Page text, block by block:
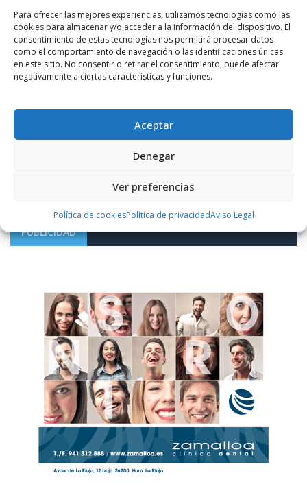
Para ofrecer las mejores experiencias, utilizamos tecnologías como las
cookies para almacenar y/o acceder a la información del dispositivo. El
consentimiento de estas tecnologías nos permitirá procesar datos
como el comportamiento de navegación o las identificaciones únicas
en este sitio. No consentir o retirar el consentimiento, puede afectar
negativamente a ciertas características y funciones.
Aceptar
Denegar
Ver preferencias
Política de cookiesPolítica de privacidadAviso Legal
Notificarme vía correo electrónico cuando el comentario sea
Este sitio usa Akismet para reducir el spam.
PUBLICIDAD